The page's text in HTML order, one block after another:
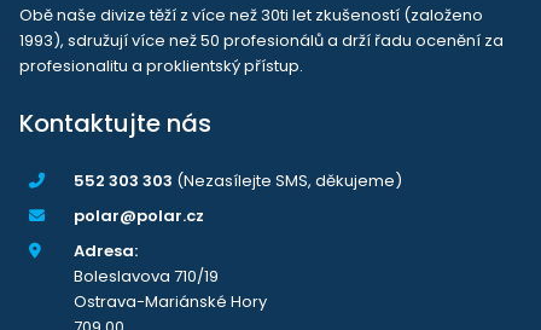
Obě naše divize těží z více než 30ti let zkušeností (založeno
1993), sdružují více než 50 profesionálů a drží řadu ocenění za
profesionalitu a proklientský přístup.
Kontaktujte nás
552 303 303 (Nezasílejte SMS, děkujeme)
polar@polar.cz
Adresa:
Boleslavova 710/19
Ostrava-Mariánské Hory